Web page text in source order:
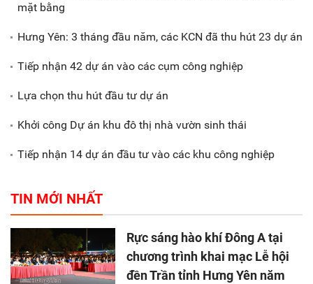
mặt bằng
Hưng Yên: 3 tháng đầu năm, các KCN đã thu hút 23 dự án
Tiếp nhận 42 dự án vào các cụm công nghiệp
Lựa chọn thu hút đầu tư dự án
Khởi công Dự án khu đô thị nhà vườn sinh thái
Tiếp nhận 14 dự án đầu tư vào các khu công nghiệp
TIN MỚI NHẤT
Rực sáng hào khí Đông A tại
chương trình khai mạc Lễ hội
đền Trần tỉnh Hưng Yên năm